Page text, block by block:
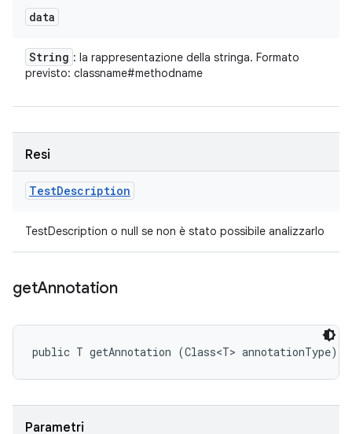
data
String : la rappresentazione della stringa. Formato
previsto: classname#methodname
Resi
TestDescription
TestDescription o null se non è stato possibile analizzarlo
getAnnotation
public T getAnnotation (Class<T> annotationType)
Parametri